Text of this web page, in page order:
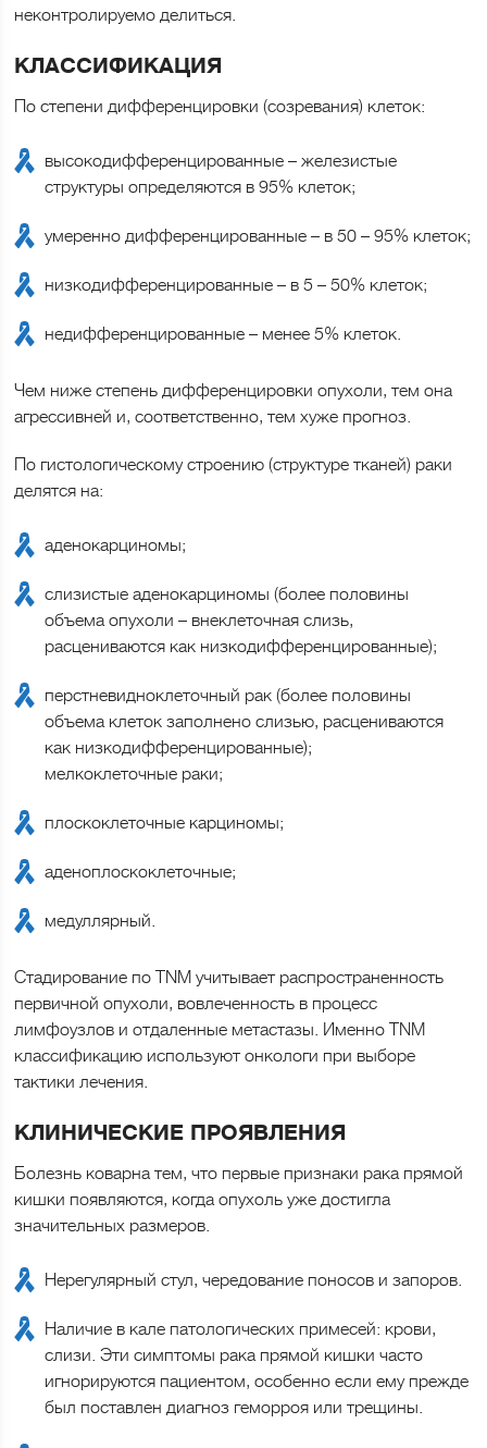
неконтролируемо делиться.
КЛАССИФИКАЦИЯ
По степени дифференцировки (созревания) клеток:
высокодифференцированные – железистые
структуры определяются в 95% клеток;
умеренно дифференцированные – в 50 – 95% клеток;
низкодифференцированные – в 5 – 50% клеток;
недифференцированные – менее 5% клеток.
Чем ниже степень дифференцировки опухоли, тем она
агрессивней и, соответственно, тем хуже прогноз.
По гистологическому строению (структуре тканей) раки
делятся на:
аденокарциномы;
слизистые аденокарциномы (более половины
объема опухоли – внеклеточная слизь,
расцениваются как низкодифференцированные);
перстневидноклеточный рак (более половины
объема клеток заполнено слизью, расцениваются
как низкодифференцированные);
мелкоклеточные раки;
плоскоклеточные карциномы;
аденоплоскоклеточные;
медуллярный.
Стадирование по TNM учитывает распространенность
первичной опухоли, вовлеченность в процесс
лимфоузлов и отдаленные метастазы. Именно TNM
классификацию используют онкологи при выборе
тактики лечения.
КЛИНИЧЕСКИЕ ПРОЯВЛЕНИЯ
Болезнь коварна тем, что первые признаки рака прямой
кишки появляются, когда опухоль уже достигла
значительных размеров.
Нерегулярный стул, чередование поносов и запоров.
Наличие в кале патологических примесей: крови,
слизи. Эти симптомы рака прямой кишки часто
игнорируются пациентом, особенно если ему прежде
был поставлен диагноз геморроя или трещины.